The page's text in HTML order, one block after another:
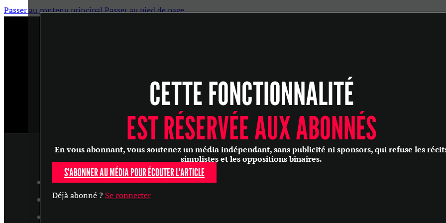
Passer au contenu principalPasser au pied de page
SANTÉ
PHILOSOPHIE
CULTURE
SOCIÉTÉ
ARTICLES
MASTERCLASS
CETTE FONCTIONNALITÉ
EST RÉSERVÉE AUX ABONNÉS
En vous abonnant, vous soutenez un média indépendant, sans publicité ni sponsors, qui refuse les
simplistes et les oppositions binaires.
S'ABONNER AU MÉDIA POUR ÉCOUTER L'ARTICLE
Déjà abonné ? Se connecter